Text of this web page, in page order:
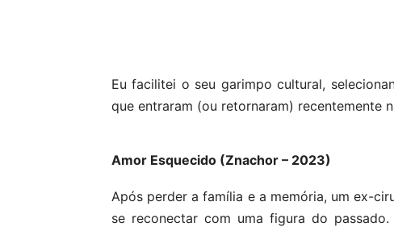
Eu facilitei o seu garimpo cultural,
que entraram (ou retornaram) recentemente
Amor Esquecido (Znachor – 2023)
Após perder a família e a memória, um ex-
se reconectar com uma figura do